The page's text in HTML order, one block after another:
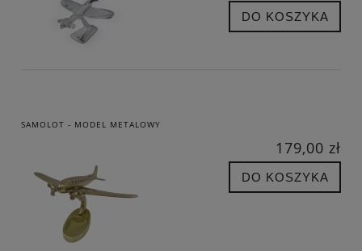
DO KOSZYKA
SAMOLOT - MODEL METALOWY
179,00 zł
DO KOSZYKA